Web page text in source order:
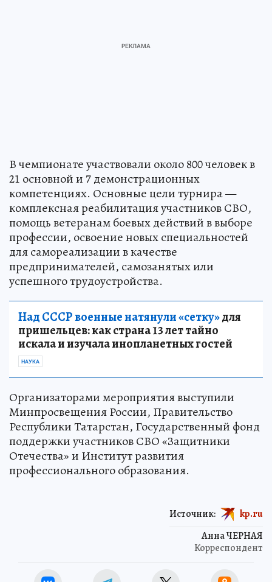
В чемпионате участвовали около 800 человек в
21 основной и 7 демонстрационных
компетенциях. Основные цели турнира —
комплексная реабилитация участников СВО,
помощь ветеранам боевых действий в выборе
профессии, освоение новых специальностей
для самореализации в качестве
предпринимателей, самозанятых или
успешного трудоустройства.
Над СССР военные натянули «сетку»для
пришельцев: как страна 13 лет тайно
искала и изучала инопланетных гостей
НАУКА
Организаторами мероприятия выступили
Минпросвещения России, Правительство
Республики Татарстан, Государственный фонд
поддержки участников СВО «Защитники
Отечества» и Институт развития
профессионального образования.
Анна ЧЕРНАЯ
Корреспондент
Источник: kp.ru